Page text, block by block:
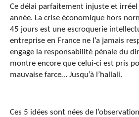
Ce délai parfaitement injuste et
année. La crise économique hors
45 jours est une escroquerie
entreprise en France ne l’a jamais
engage la responsabilité pénale du
montre encore que celui-ci est pris
mauvaise farce… Jusqu’à l’hallali.
Ces 5 idées sont nées de